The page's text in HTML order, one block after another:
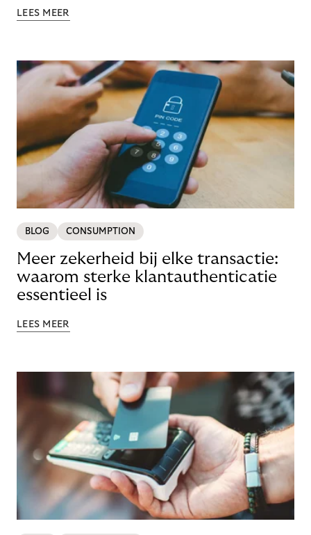
LEES MEER
BLOG CONSUMPTION
Meer zekerheid bij elke transactie:
waarom sterke klantauthenticatie
essentieel is
LEES MEER